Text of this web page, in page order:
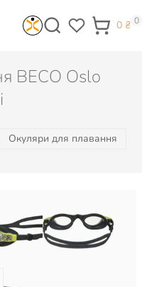
0 ₴ 0
BECO Oslo
Окуляри для плавання